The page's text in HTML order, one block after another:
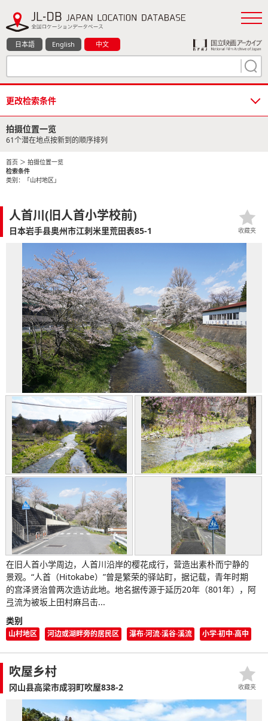
日本語 English 中文
更改检索条件
拍摄位置一览
61个潜在地点按新到的顺序排列
首页 ＞ 拍摄位置一览
检索条件
类别：「山村地区」
人首川(旧人首小学校前)
日本岩手县奥州市江刺米里荒田表85-1
在旧人首小学周边，人首川沿岸的樱花成行，营造出素朴而宁静的
景观。“人首（Hitokabe）”曾是繁荣的驿站町，据记载，青年时期
的宫泽贤治曾两次造访此地。地名据传源于延历20年（801年），阿
弖流为被坂上田村麻吕击...
类别
山村地区 河边或湖畔旁的居民区 瀑布·河流·溪谷·溪流 小学·初中·高中
收藏夹
吹屋乡村
冈山县高梁市成羽町吹屋838-2 收藏夹